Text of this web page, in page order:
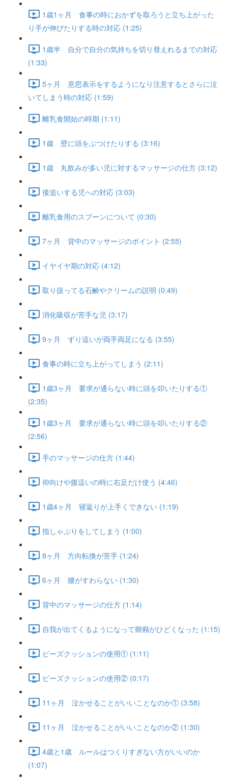
1歳1ヶ月 食事の時におかずを取ろうと立ち上がった
り手が伸びたりする時の対応 (1:25)
1歳半 自分で自分の気持ちを切り替えれるまでの対応
(1:33)
5ヶ月 意思表示をするようになり注意するとさらに泣
いてしまう時の対応 (1:59)
離乳食開始の時期 (1:11)
1歳 壁に頭をぶつけたりする (3:16)
1歳 丸飲みが多い児に対するマッサージの仕方 (3:12)
後追いする児への対応 (3:03)
離乳食用のスプーンについて (0:30)
7ヶ月 背中のマッサージのポイント (2:55)
イヤイヤ期の対応 (4:12)
取り扱ってる石鹸やクリームの説明 (0:49)
消化吸収が苦手な児 (3:17)
9ヶ月 ずり這いが両手両足になる (3:55)
食事の時に立ち上がってしまう (2:11)
1歳3ヶ月 要求が通らない時に頭を叩いたりする①
(2:35)
1歳3ヶ月 要求が通らない時に頭を叩いたりする②
(2:56)
手のマッサージの仕方 (1:44)
仰向けや腹這いの時に右足だけ使う (4:46)
1歳4ヶ月 寝返りが上手くできない (1:19)
指しゃぶりをしてしまう (1:00)
8ヶ月 方向転換が苦手 (1:24)
6ヶ月 腰がすわらない (1:30)
背中のマッサージの仕方 (1:14)
自我が出てくるようになって癇癪がひどくなった (1:15)
ビーズクッションの使用① (1:11)
ビーズクッションの使用② (0:17)
11ヶ月 泣かせることがいいことなのか① (3:58)
11ヶ月 泣かせることがいいことなのか② (1:30)
4歳と1歳 ルールはつくりすぎない方がいいのか
(1:07)